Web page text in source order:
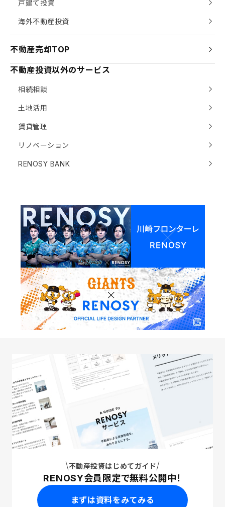
戸建て投資
海外不動産投資
不動産売却TOP
不動産投資以外のサービス
相続相談
土地活用
賃貸管理
リノベーション
RENOSY BANK
不動産投資はじめてガイド
RENOSY会員限定で無料公開中！
まずは資料をみてみる